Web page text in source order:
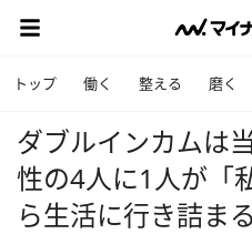
トップ 働く 整える 磨く
ダブルインカムは
性の4人に1人が「
ら生活に行き詰まる